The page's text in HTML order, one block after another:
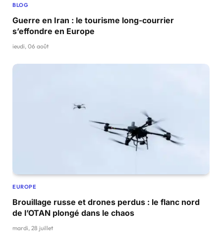
BLOG
Guerre en Iran : le tourisme long-courrier
s’effondre en Europe
jeudi, 06 août
EUROPE
Brouillage russe et drones perdus : le flanc nord
de l’OTAN plongé dans le chaos
mardi, 28 juillet